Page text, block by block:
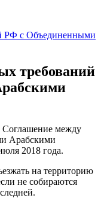
РФ с Объединенными
требований
Соглашение между
Арабскими
2018 года.
на территорию
не собираются